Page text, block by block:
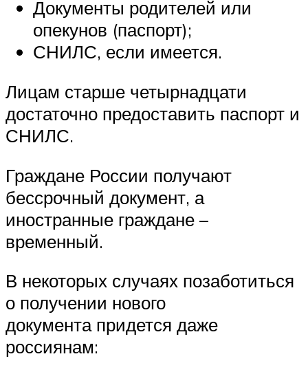
Документы родителей или
опекунов (паспорт);
СНИЛС, если имеется.
Лицам старше четырнадцати
достаточно предоставить паспорт и
СНИЛС.
Граждане России получают
бессрочный документ, а
иностранные граждане –
временный.
В некоторых случаях позаботиться
о получении нового
документа придется даже
россиянам: